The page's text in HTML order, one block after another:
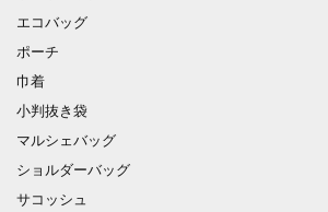
エコバッグ
ポーチ
巾着
小判抜き袋
マルシェバッグ
ショルダーバッグ
サコッシュ